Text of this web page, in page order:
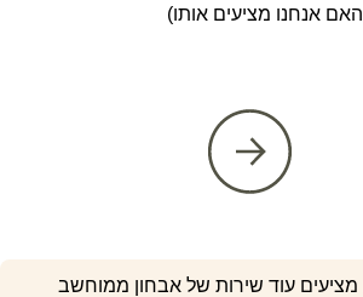
אנחנו מציעים אותו)
מציעים עוד שירות של אבחון ממוחשב